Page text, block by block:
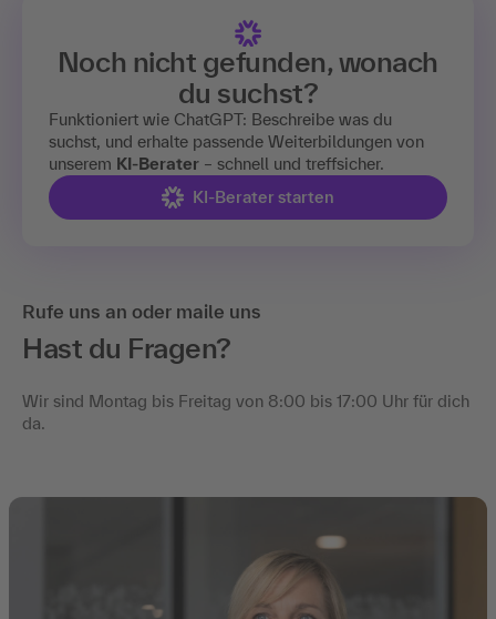
Noch nicht gefunden, wonach
du suchst?
Funktioniert wie ChatGPT: Beschreibe was du
suchst, und erhalte passende Weiterbildungen von
unserem KI-Berater – schnell und treffsicher.
KI-Berater starten
Rufe uns an oder maile uns
Hast du Fragen?
Wir sind Montag bis Freitag von 8:00 bis 17:00 Uhr für dich
da.